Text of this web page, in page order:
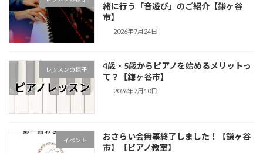
緒に行う「音遊び」のご紹介【鎌ヶ谷
市】
2026年7月24日
レッスンの様子
4歳・5歳からピアノを始めるメリットっ
て？【鎌ヶ谷市】
2026年7月10日
イベント
おさらい会無事終了しました！【鎌ヶ谷
市】【ピアノ教室】